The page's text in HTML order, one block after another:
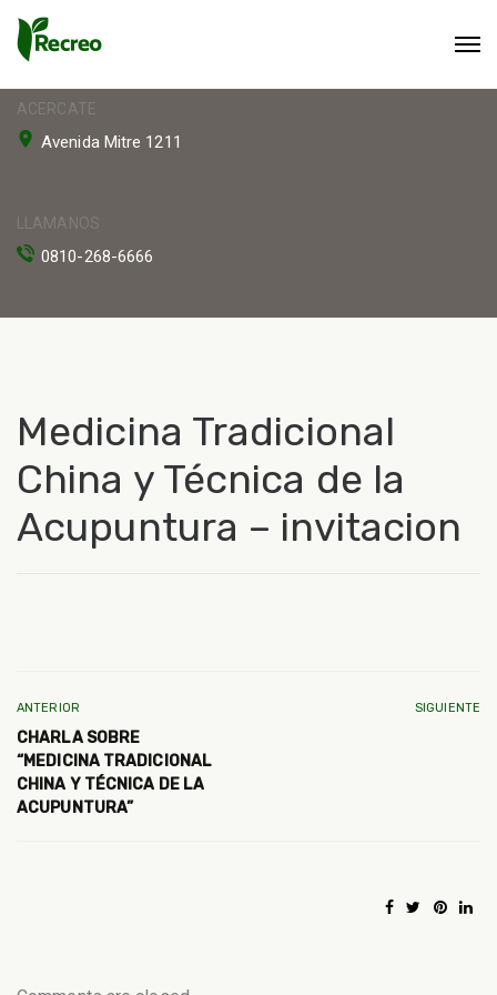
ACERCATE
Avenida Mitre 1211
LLAMANOS
0810-268-6666
Medicina Tradicional
China y Técnica de la
Acupuntura – invitacion
ANTERIOR
CHARLA SOBRE
“MEDICINA TRADICIONAL
CHINA Y TÉCNICA DE LA
ACUPUNTURA”
SIGUIENTE